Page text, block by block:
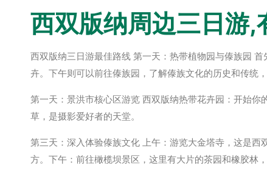
西双版纳周边三日游
西双版纳三日游最佳路线 第一天：热带植物园与傣族园
卉。下午则可以前往傣族园，了解傣族文化的历史和传统
第一天：景洪市核心区游览 西双版纳热带花卉园：开始
草，是摄影爱好者的天堂。
第三天：深入体验傣族文化 上午：游览大金塔寺，这是
方。下午：前往橄榄坝景区，这里有大片的茶园和橡胶林